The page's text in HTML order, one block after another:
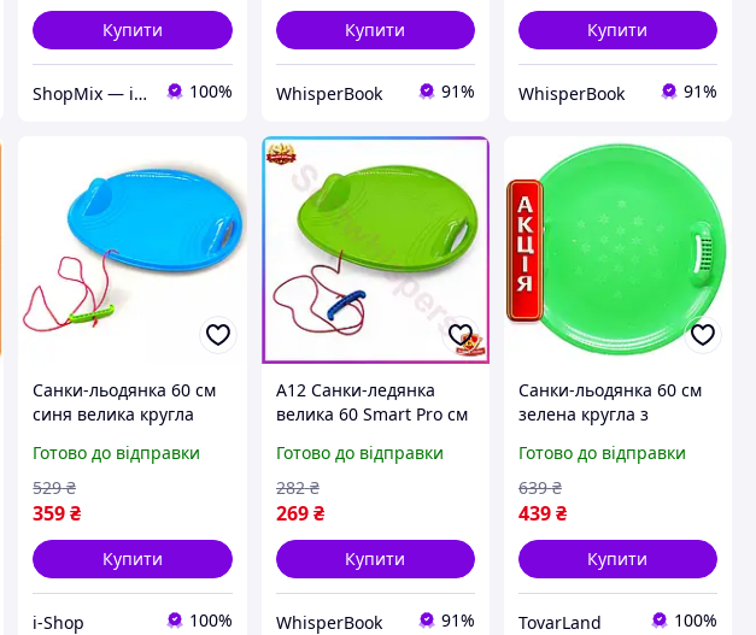
Купити
ShopMix — інтернет-магазин сумок та аксесуарів 100%
Купити
WhisperBook 91%
Купити
WhisperBook 91%
Санки-льодянка 60 см
синя велика кругла
мотузкою для гірки
Готово до відправки
359₴
529 ₴
Купити
i-Shop 100%
A12 Санки-ледянка
велика 60 Smart Pro см
пластикова ледянка
для зимових
прогулянок катанн
MAX14 R
Готово до відправки
269 ₴
282 ₴
Купити
WhisperBook 91%
Санки-льодянка 60 см
зелена кругла з
пластику для зимових
гірок
Готово до відправки
439₴
639 ₴
Купити
TovarLand 100%